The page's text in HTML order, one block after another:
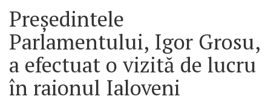
Președintele
Parlamentului, Igor Grosu,
a efectuat o vizită de lucru
în raionul Ialoveni